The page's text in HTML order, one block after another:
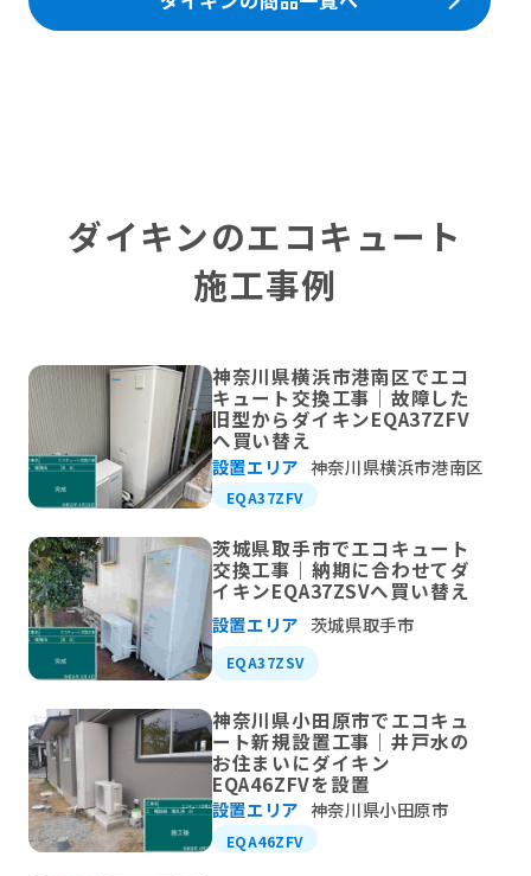
ダイキンのエコキュート
施工事例
神奈川県横浜市港南区でエコ
キュート交換工事｜故障した
旧型からダイキンEQA37ZFV
へ買い替え
設置エリア 神奈川県横浜市港南区
EQA37ZFV
茨城県取手市でエコキュート
交換工事｜納期に合わせてダ
イキンEQA37ZSVへ買い替え
設置エリア 茨城県取手市
EQA37ZSV
神奈川県小田原市でエコキュ
ート新規設置工事｜井戸水の
お住まいにダイキン
EQA46ZFVを設置
設置エリア 神奈川県小田原市
EQA46ZFV